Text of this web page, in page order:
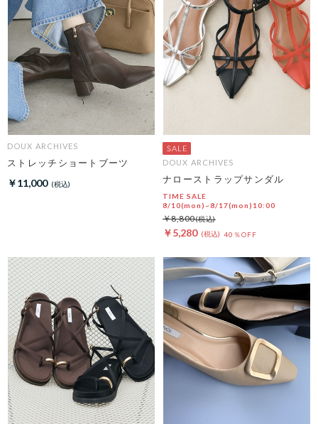
DOUX ARCHIVES
ストレッチショートブーツ
￥11,000
DOUX ARCHIVES
ナローストラップサンダル
TIME SALE
8/10(mon)~8/17(mon)10:00
￥5,280 40％OFF
￥8,800